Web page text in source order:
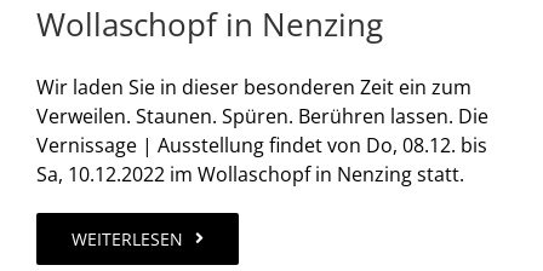
Wollaschopf in Nenzing
Wir laden Sie in dieser besonderen Zeit ein zum
Verweilen. Staunen. Spüren. Berühren lassen. Die
Vernissage | Ausstellung findet von Do, 08.12. bis
Sa, 10.12.2022 im Wollaschopf in Nenzing statt.
WEITERLESEN